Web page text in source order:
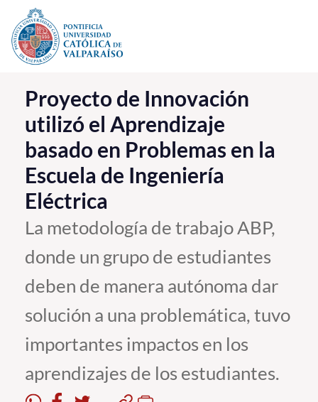
Click acá para ir directamente al contenido
La Universidad
Investigación, Creación e Innovación
PUCV Internacional
Vinculación con el Medio
Admisión
Pregrado
Postgrado
Formación Continua
Estudiantes
Académicos
Proyecto de Innovación
utilizó el Aprendizaje
basado en Problemas en la
Escuela de Ingeniería
Eléctrica
La metodología de trabajo ABP,
donde un grupo de estudiantes
deben de manera autónoma dar
solución a una problemática, tuvo
importantes impactos en los
aprendizajes de los estudiantes.